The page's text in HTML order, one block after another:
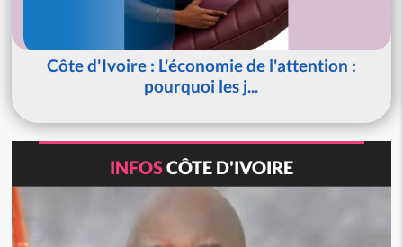
Côte d'Ivoire : L'économie de l'attention :
pourquoi les j...
INFOSCÔTE D'IVOIRE